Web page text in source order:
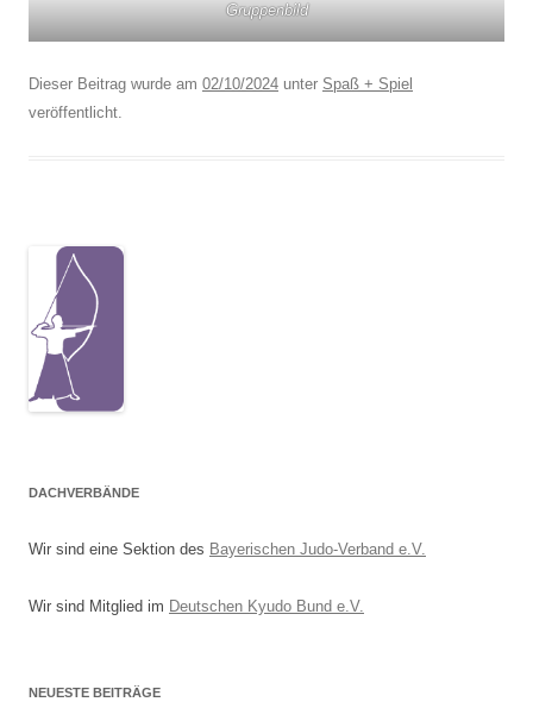
Gruppenbild
Dieser Beitrag wurde am 02/10/2024 unter Spaß + Spiel
veröffentlicht.
DACHVERBÄNDE
Wir sind eine Sektion des Bayerischen Judo-Verband e.V.
Wir sind Mitglied im Deutschen Kyudo Bund e.V.
NEUESTE BEITRÄGE